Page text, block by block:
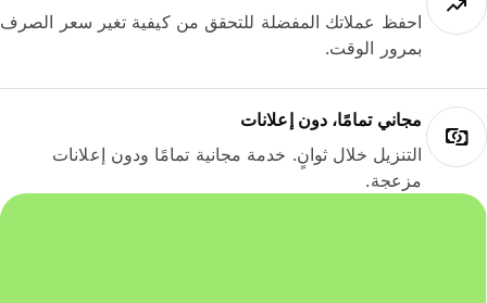
احفظ عملاتك المفضلة للتحقق من كيفية تغير سعر الصرف
بمرور الوقت.
مجاني تمامًا، دون إعلانات
التنزيل خلال ثوانٍ. خدمة مجانية تمامًا ودون إعلانات
مزعجة.